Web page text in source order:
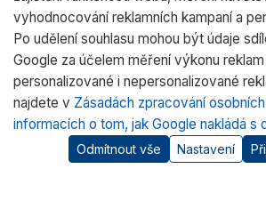
+420 583 210 016
obchod@radwag.cz
(PO - PÁ) 7:00 - 15:30
© 2026 RADWAG.CZ Všechna
vyhodnocování reklamních kampaní a
Po udělení souhlasu mohou být údaje
Google za účelem měření výkonu
personalizované i nepersonalizované
najdete v Zásadách zpracování
informacích o tom, jak Google nakládá s
Odmítnout vše Nastavení